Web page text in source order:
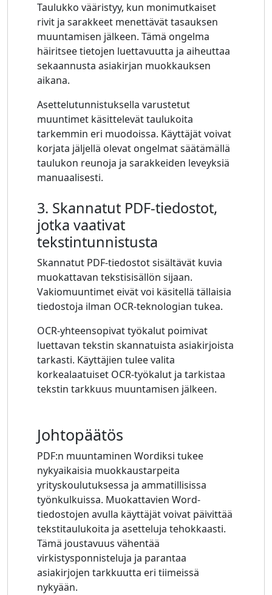
Taulukko vääristyy, kun monimutkaiset
rivit ja sarakkeet menettävät tasauksen
muuntamisen jälkeen. Tämä ongelma
häiritsee tietojen luettavuutta ja aiheuttaa
sekaannusta asiakirjan muokkauksen
aikana.
Asettelutunnistuksella varustetut
muuntimet käsittelevät taulukoita
tarkemmin eri muodoissa. Käyttäjät voivat
korjata jäljellä olevat ongelmat säätämällä
taulukon reunoja ja sarakkeiden leveyksiä
manuaalisesti.
3. Skannatut PDF-tiedostot,
jotka vaativat
tekstintunnistusta
Skannatut PDF-tiedostot sisältävät kuvia
muokattavan tekstisisällön sijaan.
Vakiomuuntimet eivät voi käsitellä tällaisia ​​
tiedostoja ilman OCR-teknologian tukea.
OCR-yhteensopivat työkalut poimivat
luettavan tekstin skannatuista asiakirjoista
tarkasti. Käyttäjien tulee valita
korkealaatuiset OCR-työkalut ja tarkistaa
tekstin tarkkuus muuntamisen jälkeen.
Johtopäätös
PDF:n muuntaminen Wordiksi tukee
nykyaikaisia ​​muokkaustarpeita
yrityskoulutuksessa ja ammatillisissa
työnkulkuissa. Muokattavien Word-
tiedostojen avulla käyttäjät voivat päivittää
tekstitaulukoita ja asetteluja tehokkaasti.
Tämä joustavuus vähentää
virkistysponnisteluja ja parantaa
asiakirjojen tarkkuutta eri tiimeissä
nykyään.